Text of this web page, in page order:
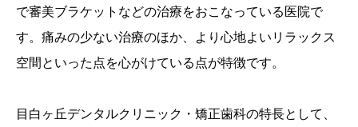
で審美ブラケットなどの治療をおこなっている医院で
す。痛みの少ない治療のほか、より心地よいリラックス
空間といった点を心がけている点が特徴です。
目白ヶ丘デンタルクリニック・矯正歯科の特長として、